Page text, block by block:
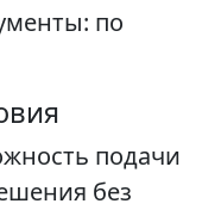
по
подачи
без